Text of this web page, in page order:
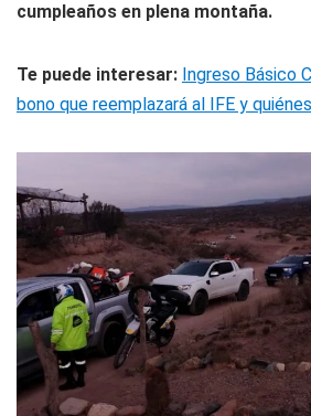
cumpleaños en plena montaña.
Te puede interesar: Ingreso Básico
bono que reemplazará al IFE y